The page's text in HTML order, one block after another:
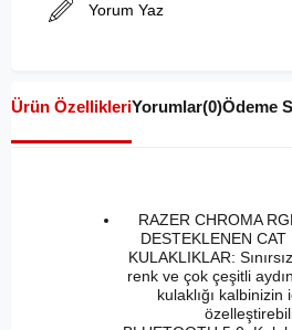
Yorum Yaz
Ürün ÖzellikleriYorumlar(0)Ödeme
RAZER CHROMA
DESTEKLENEN
KULAKLIKLAR:
renk ve çok çeşitli
kulaklığı